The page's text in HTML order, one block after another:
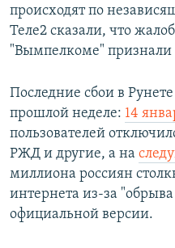
происходят по
Теле2 сказали, что
"Вымпелкоме" признали
Последние сбои в
прошлой неделе: 14
пользователей
РЖД и другие, а на
миллиона россиян
интернета из-за
официальной версии.